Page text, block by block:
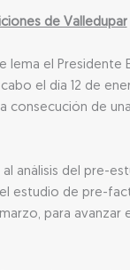
de Valledupar
lema el Presidente
el día 12 de
de
análisis del pre-
estudio de pre-
para avanzar